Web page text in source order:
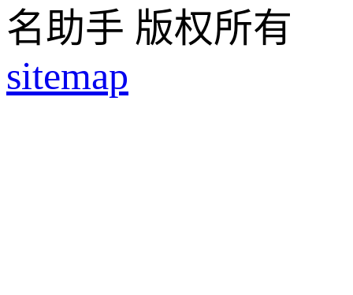
名助手 版权所有
sitemap